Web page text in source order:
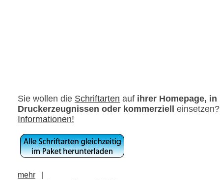
Sie wollen die Schriftarten auf ihrer Homepage, in
Druckerzeugnissen oder kommerziell
Informationen!
mehr
|